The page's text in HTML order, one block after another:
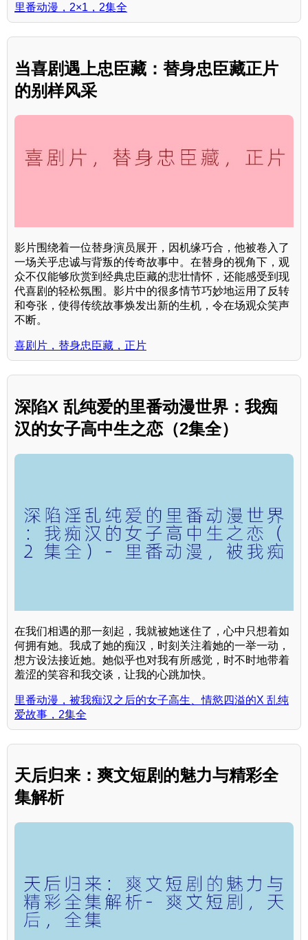
里番动漫，2×1，2集全
当喜剧遇上忠臣藏：替身忠臣藏正片
的别样风采
影片围绕着一位替身演员展开，因机缘巧合，他被卷入了
一场关乎忠诚与背叛的传奇故事中。在替身的视角下，观
众不仅能够欣赏到经典忠臣藏的悲壮情怀，还能感受到现
代喜剧的轻松氛围。影片中的很多情节巧妙地运用了反转
和夸张，使得传统故事焕发出新的生机，令在场观众笑声
不断。
喜剧片，替身忠臣藏，正片
深陷X 乱纯爱的里番动漫世界：我痴
汉的女子高中生之恋（2集全）
在我们相遇的那一刻起，我就被她迷住了，心中只想着如
何拥有她。我成了她的痴汉，时刻关注着她的一举一动，
想方设法接近她。她似乎也对我有所感觉，时不时地带着
羞涩的笑容和我交谈，让我的心跳加快。
里番动漫，被我痴汉之后的女子高生、情慾四溢的X 乱纯
爱故事，2集全
天后归来：爽文短剧的魅力与精彩全
集解析